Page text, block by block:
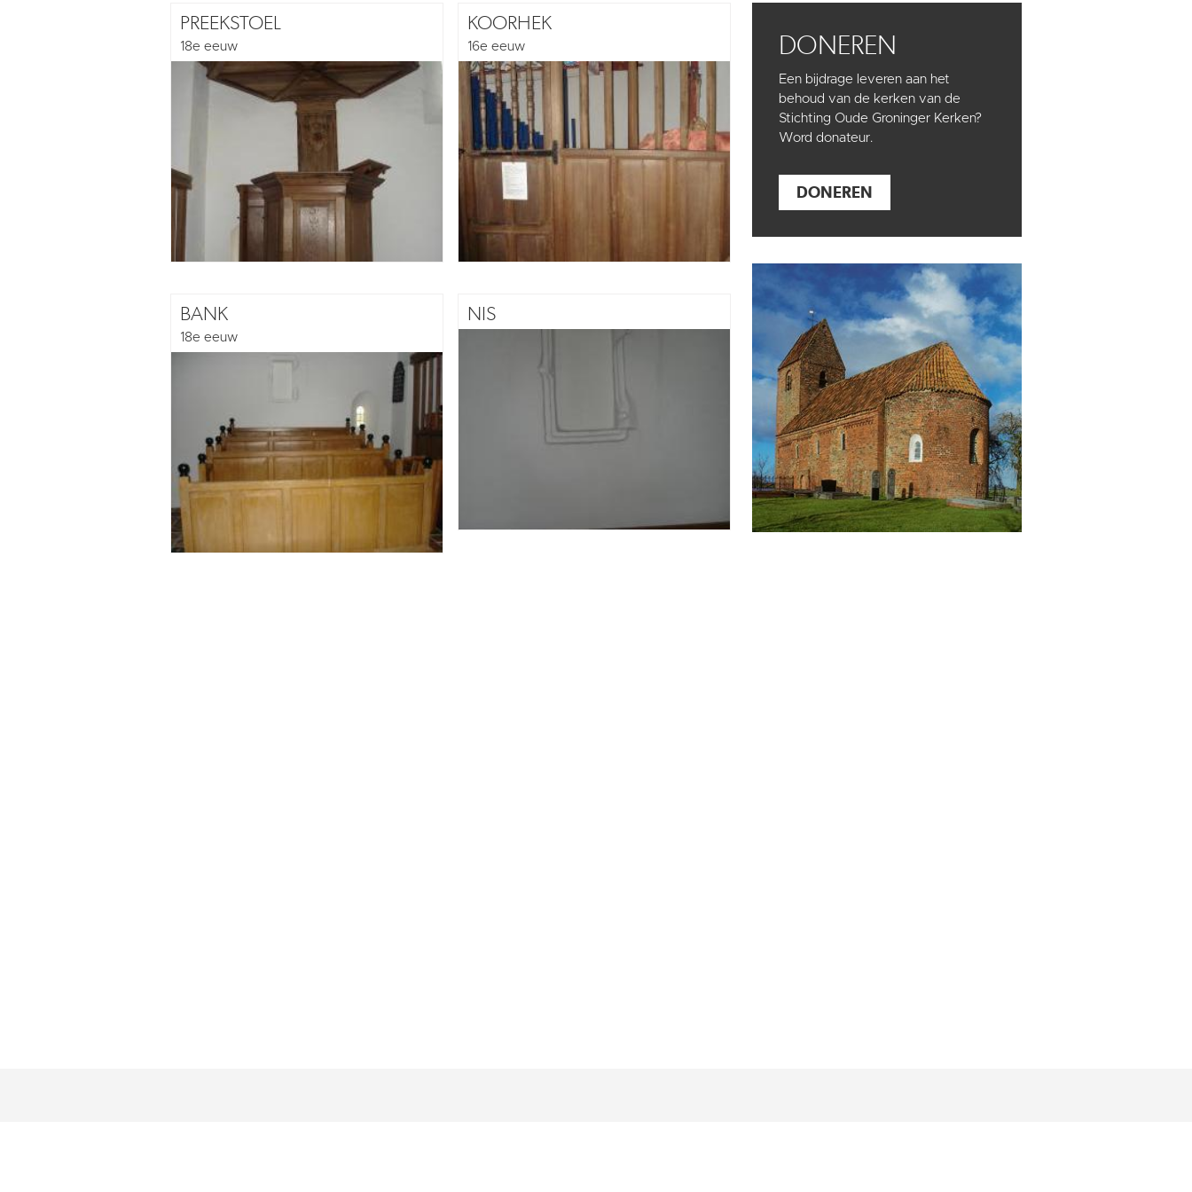
PREEKSTOEL
18e eeuw
KOORHEK
16e eeuw
BANK
18e eeuw
NIS
DONEREN
Een bijdrage leveren aan het
behoud van de kerken van de
Stichting Oude Groninger Kerken?
Word donateur.
DONEREN